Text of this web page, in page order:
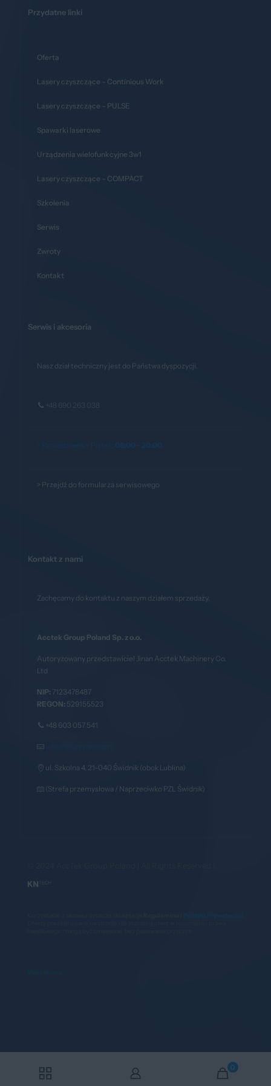
Przydatne linki
Oferta
Lasery czyszczące – Continious Work
Lasery czyszczące – PULSE
Spawarki laserowe
Urządzenia wielofunkcyjne 3w1
Lasery czyszczące – COMPACT
Szkolenia
Serwis
Zwroty
Kontakt
Serwis i akcesoria
Nasz dział techniczny jest do Państwa dyspozycji.
+48 690 263 038
> Poniedziałek – Piątek: 08:00 - 20:00
> Przejdź do formularza serwisowego
Kontakt z nami
Zachęcamy do kontaktu z naszym działem sprzedaży.
Acctek Group Poland Sp. z o.o.
Autoryzowany przedstawiciel Jinan Acctek Machinery Co.
Ltd
NIP: 7123478487
REGON: 529155523
+48 603 057 541
ul. Szkolna 4, 21-040 Świdnik (obok Lublina)
(Strefa przemysłowa / Naprzeciwko PZL Świdnik)
0